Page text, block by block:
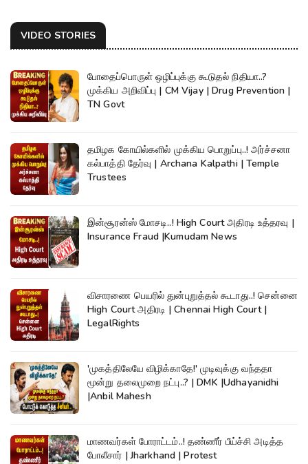
VIDEO STORIES
போதைப்பொருள் ஒழிப்புக்கு கூடுதல் நிதியா..?
முக்கிய அறிவிப்பு | CM Vijay | Drug Prevention |
TN Govt
தமிழக கோயில்களில் முக்கிய பொறுப்பு..! அர்ச்சனா
கல்பாத்தி தேர்வு | Archana Kalpathi | Temple
Trustees
இன்சூரன்ஸ் மோசடி..! High Court அதிரடி உத்தரவு |
Insurance Fraud |Kumudam News
விசாரணை பெயரில் துன்புறுத்தல் கூடாது..! சென்னை
High Court அதிரடி | Chennai High Court |
LegalRights
'முகத்திலேயே விழிக்காதே!' முடிவுக்கு வந்ததா
மூன்று தலைமுறை நட்பு..? | DMK |Udhayanidhi
|Anbil Mahesh
மாணவர்கள் போராட்டம்..! தண்ணீர் பீய்ச்சி அடித்த
போலீசார் | Jharkhand | Protest